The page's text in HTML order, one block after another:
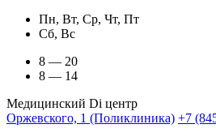
Пн, Вт, Ср, Чт, Пт
Сб, Вс
8 — 20
8 — 14
Медицинский Di центр
Оржевского, 1 (Поликлиника) +7